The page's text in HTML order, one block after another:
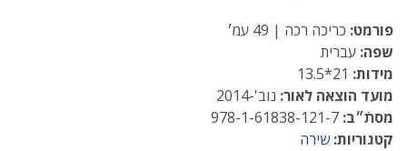
פורמט: כריכה רכה | 49 עמ׳
שפה: עברית
מידות:
מועד הוצאה לאור: נוב'-2014
מסתֿ״ב:
קטגוריות: שירה